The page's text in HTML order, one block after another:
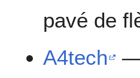
pavé de
A4tech
—